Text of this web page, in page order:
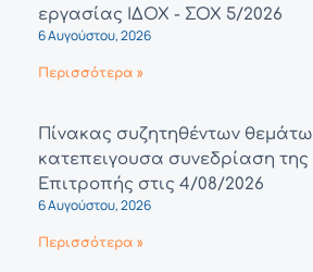
εργασίας ΙΔΟΧ - ΣΟΧ 5/2026
6 Αυγούστου, 2026
Περισσότερα »
Πίνακας συζητηθέντων
κατεπειγουσα συνεδρίαση της
Επιτροπής στις 4/08/2026
6 Αυγούστου, 2026
Περισσότερα »